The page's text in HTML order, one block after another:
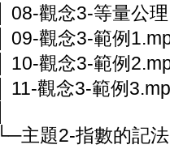
│ 08-觀念3-等量公
│ 09-觀念3-範例
│ 10-觀念3-範例
│ 11-觀念3-範例
└─主題2-指數的記法